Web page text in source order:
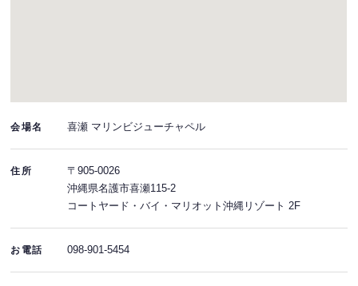
会場名 喜瀬 マリンビジューチャペル
住所
〒905-0026
沖縄県名護市喜瀬115-2
コートヤード・バイ・マリオット沖縄リゾート 2F
お電話 098-901-5454